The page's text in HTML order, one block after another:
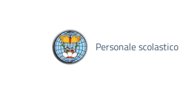
Personale scolastico